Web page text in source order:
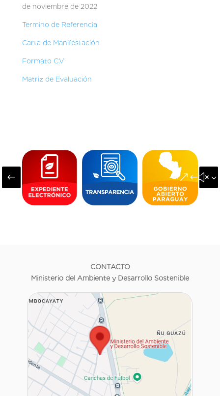
de noviembre de 2022.
Termino de Referencia
Carta de Manifestación
Formato C.V
Matriz de Evaluación
#
CONTACTO
Ministerio del Ambiente y Desarrollo Sostenible